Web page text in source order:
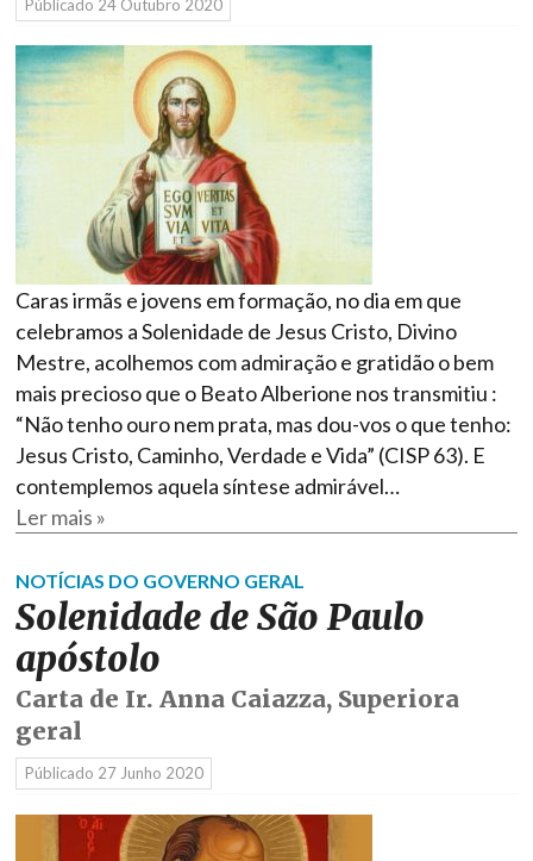
Públicado 24 Outubro 2020
Caras irmãs e jovens em formação, no dia em que
celebramos a Solenidade de Jesus Cristo, Divino
Mestre, acolhemos com admiração e gratidão o bem
mais precioso que o Beato Alberione nos transmitiu :
“Não tenho ouro nem prata, mas dou-vos o que tenho:
Jesus Cristo, Caminho, Verdade e Vida” (CISP 63). E
contemplemos aquela síntese admirável…
Ler mais »
NOTÍCIAS DO GOVERNO GERAL
Solenidade de São Paulo
apóstolo
Carta de Ir. Anna Caiazza, Superiora
geral
Públicado 27 Junho 2020